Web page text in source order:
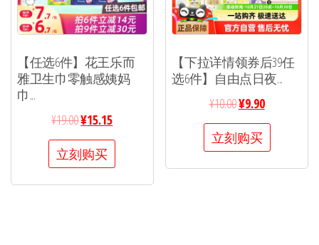
【任选6件】花王乐而
雅卫生巾零触感姨妈
巾...
¥19.00¥15.15
立刻购买
【下拉详情领券后39任
选6件】自由点日夜...
¥10.00¥9.90
立刻购买